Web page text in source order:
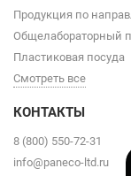
Продукция по
Общелабораторный
Пластиковая посуда
Смотреть все
КОНТАКТЫ
8 (800) 550-72-31
info@paneco-ltd.ru